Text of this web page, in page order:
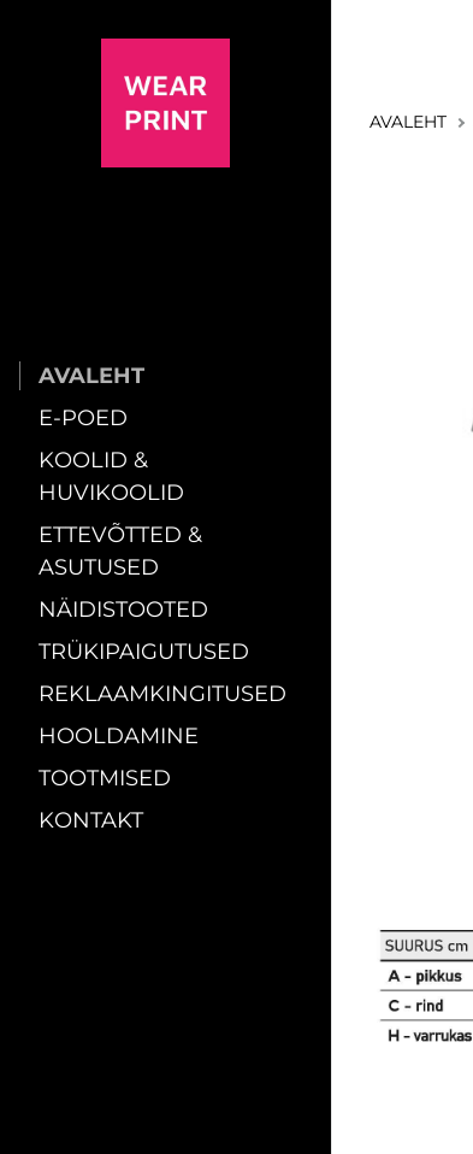
AVALEHT
E-POED
KOOLID &
HUVIKOOLID
ETTEVÕTTED &
ASUTUSED
NÄIDISTOOTED
TRÜKIPAIGUTUSED
REKLAAMKINGITUSED
HOOLDAMINE
TOOTMISED
KONTAKT
AVALEHT